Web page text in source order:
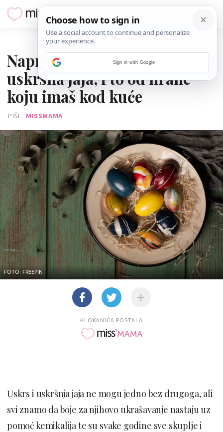
Napravi kod kuće boje za
uskrsna jaja, i to od hrane
koju imaš kod kuće
PIŠE MISSMAMA
FOTO: FREEPIK
KLOKANICA POSTALA
Uskrs i uskršnja jaja ne mogu jedno bez drugoga, ali
svi znamo da boje za njihovo ukrašavanje nastaju uz
pomoć kemikalija te su svake godine sve skuplje i
Sign in with Google